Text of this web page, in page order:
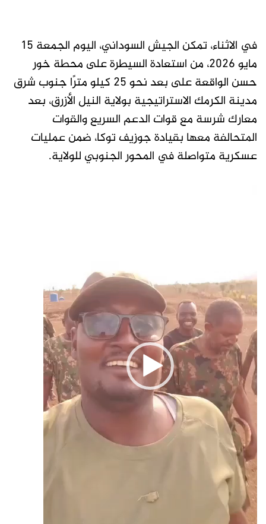
في الاثناء، تمكن الجيش السوداني، اليوم الجمعة 15
مايو 2026، من استعادة السيطرة على محطة خور
حسن الواقعة على بعد نحو 25 كيلو مترًا جنوب شرق
مدينة الكرمك الاستراتيجية بولاية النيل الأزرق، بعد
معارك شرسة مع قوات الدعم السريع والقوات
المتحالفة معها بقيادة جوزيف توكا، ضمن عمليات
عسكرية متواصلة في المحور الجنوبي للولاية.